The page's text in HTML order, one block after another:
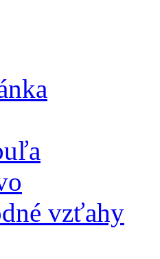
vzťahy